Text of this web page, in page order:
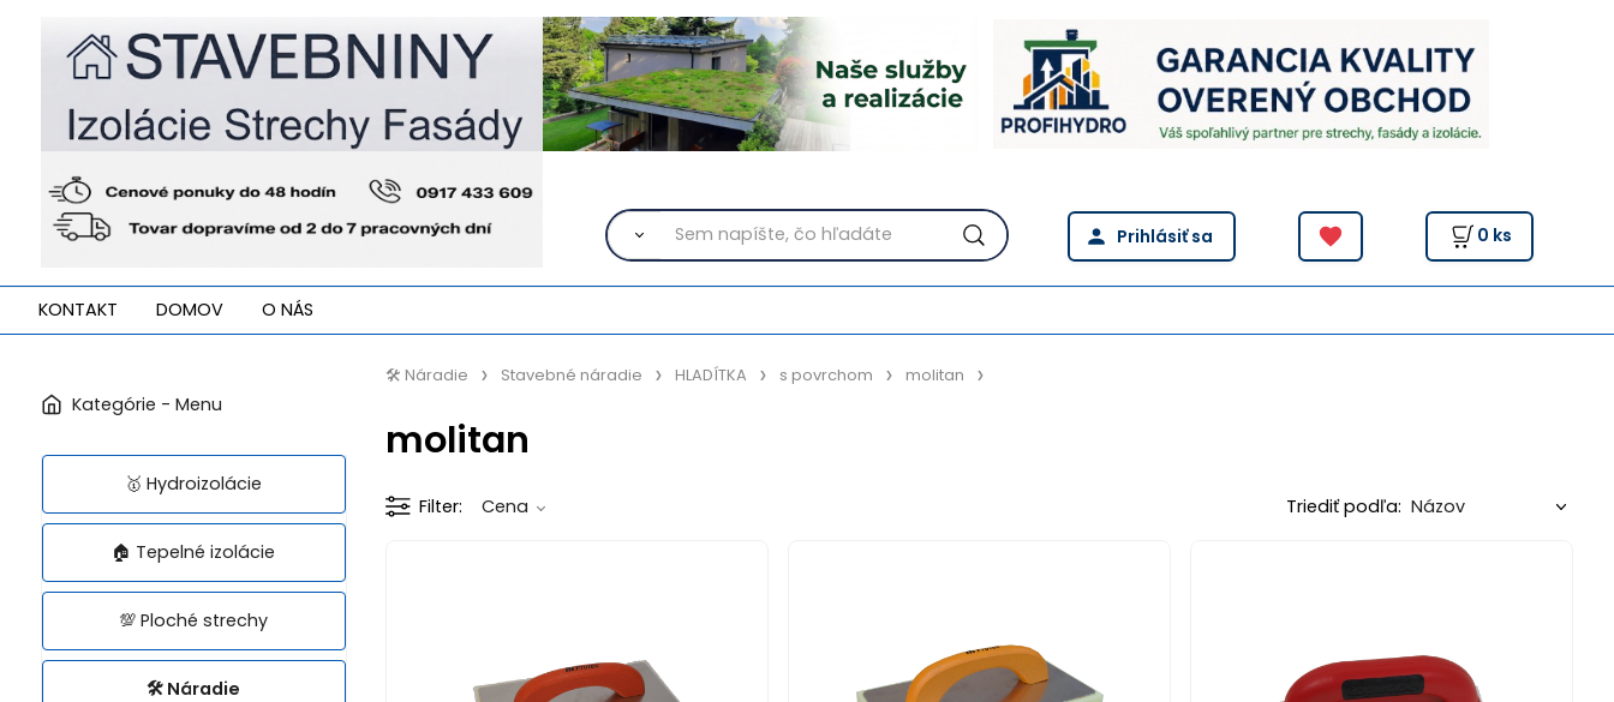
0 ks
KONTAKT DOMOV O NÁS
🥇 Hydroizolácie
🏠 Tepelné izolácie
💯 Ploché strechy
🛠️ Náradie
🛠️ Náradie Stavebné náradie HLADÍTKA s povrchom molitan
molitan
Filter Cena Triediť podľa: